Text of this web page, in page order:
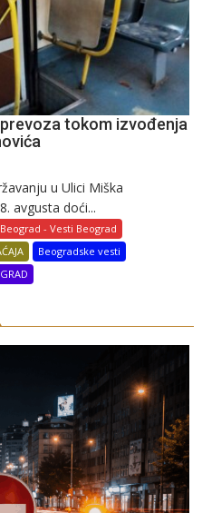
tokom izvođenja
u Ulici Miška
avgusta doći...
Beograd - Vesti Beograd
Beogradske vesti